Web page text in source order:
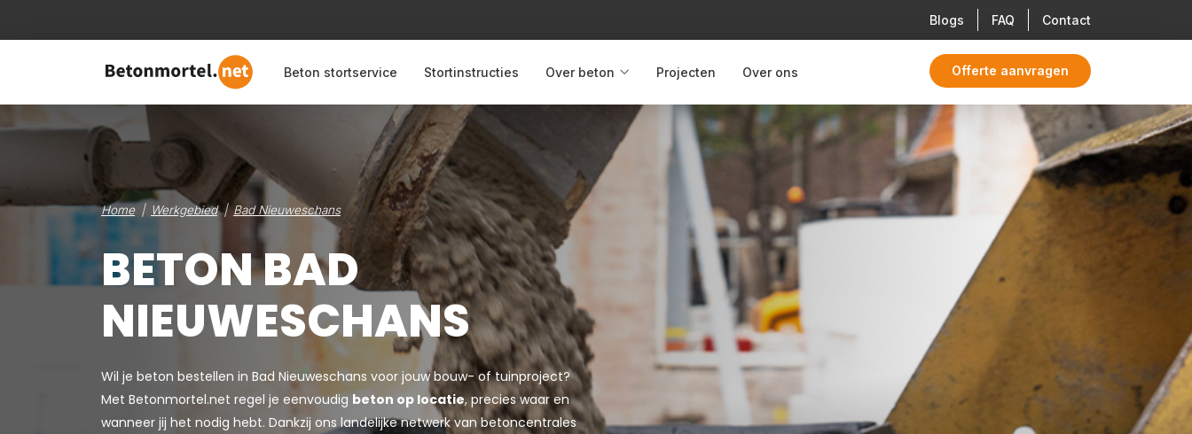
Blogs FAQ Contact
Beton stortservice Stortinstructies Over beton Projecten Over ons Offerte aanvragen
Home Werkgebied Bad Nieuweschans
BETON BAD
NIEUWESCHANS
Wil je beton bestellen in Bad Nieuweschans voor jouw bouw- of tuinproject?
Met Betonmortel.net regel je eenvoudig beton op locatie, precies waar en
wanneer jij het nodig hebt. Dankzij ons landelijke netwerk van betoncentrales